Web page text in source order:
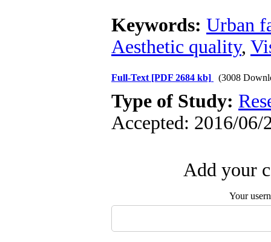
Keywords: Urban
Aesthetic quality,
Full-Text [PDF 2684 kb] (3008
Type of Study:
Accepted: 2016/06/
Add your
Your